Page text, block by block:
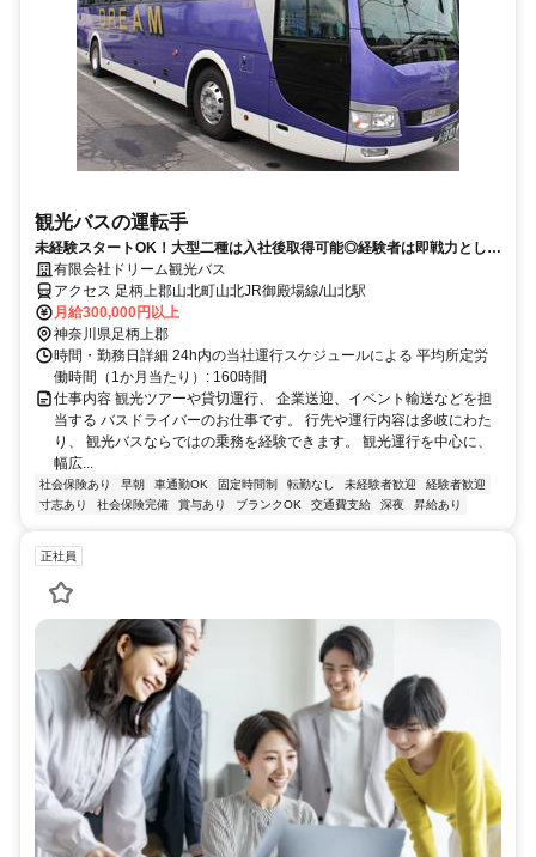
観光バスの運転手
未経験スタートOK！大型二種は入社後取得可能◎経験者は即戦力として
歓迎！ 月給30万以上+無事故報奨金有♪
有限会社ドリーム観光バス
アクセス 足柄上郡山北町山北JR御殿場線/山北駅
月給300,000円以上
神奈川県足柄上郡
時間・勤務日詳細 24h内の当社運行スケジュールによる 平均所定労
働時間（1か月当たり）: 160時間
仕事内容 観光ツアーや貸切運行、 企業送迎、イベント輸送などを担
当する バスドライバーのお仕事です。 行先や運行内容は多岐にわた
り、 観光バスならではの乗務を経験できます。 観光運行を中心に、
幅広...
社会保険あり 早朝 車通勤OK 固定時間制 転勤なし 未経験者歓迎
経験者歓迎
寸志あり
社会保険完備 賞与あり ブランクOK 交通費支給 深夜 昇給あり
正社員